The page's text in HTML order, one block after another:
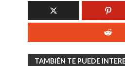
TAMBIÉN TE PUEDE